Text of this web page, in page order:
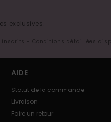
exclusives.
- Conditions détaillées
AIDE
Statut de la commande
Livraison
Faire un retour